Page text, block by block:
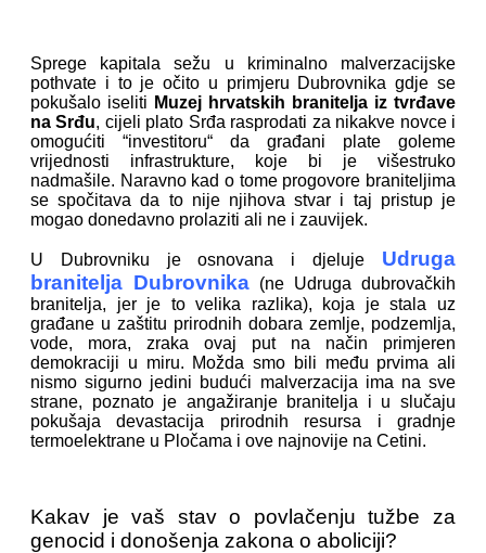
Sprege kapitala sežu u kriminalno malverzacijske
pothvate i to je očito u primjeru Dubrovnika gdje se
pokušalo iseliti Muzej hrvatskih branitelja iz tvrđave
na Srđu, cijeli plato Srđa rasprodati za nikakve novce i
omogućiti “investitoru“ da građani plate goleme
vrijednosti infrastrukture, koje bi je višestruko
nadmašile. Naravno kad o tome progovore braniteljima
se spočitava da to nije njihova stvar i taj pristup je
mogao donedavno prolaziti ali ne i zauvijek.
U Dubrovniku je osnovana i djeluje Udruga
branitelja Dubrovnika (ne Udruga dubrovačkih
branitelja, jer je to velika razlika), koja je stala uz
građane u zaštitu prirodnih dobara zemlje, podzemlja,
vode, mora, zraka ovaj put na način primjeren
demokraciji u miru. Možda smo bili među prvima ali
nismo sigurno jedini budući malverzacija ima na sve
strane, poznato je angažiranje branitelja i u slučaju
pokušaja devastacija prirodnih resursa i gradnje
termoelektrane u Pločama i ove najnovije na Cetini.
Kakav je vaš stav o povlačenju tužbe za
genocid i donošenja zakona o aboliciji?